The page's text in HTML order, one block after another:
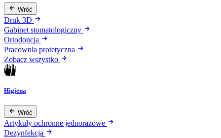
Wróć
Druk 3D
Gabinet stomatologiczny
Ortodoncja
Pracownia protetyczna
Zobacz wszystko
Higiena
Wróć
Artykuły ochronne jednorazowe
Dezynfekcja